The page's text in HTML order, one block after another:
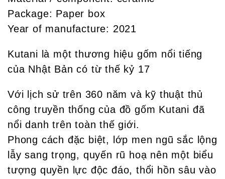
Package: Paper box
Year of manufacture: 2021
Kutani là một thương hiệu gốm nổi tiếng
của Nhật Bản có từ thế kỷ 17
Với lịch sử trên 360 năm và kỹ thuật thủ
công truyền thống của đồ gốm Kutani đã
nổi danh trên toàn thế giới.
Phong cách đặc biệt, lớp men ngũ sắc lộng
lẫy sang trọng, quyến rũ hoạ nên một biểu
tượng quyền lực độc đáo, thổi hồn sâu vào